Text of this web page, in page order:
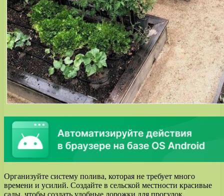
Организуйте систему полива, которая не требует много
времени и усилий. Создайте в сельской местности красивые
сады, чтобы создать удобные дорожки для прогулок.